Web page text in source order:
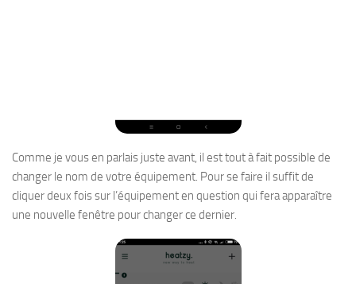
Comme je vous en parlais juste avant, il est tout à fait possible de
changer le nom de votre équipement. Pour se faire il suffit de
cliquer deux fois sur l’équipement en question qui fera apparaître
une nouvelle fenêtre pour changer ce dernier.